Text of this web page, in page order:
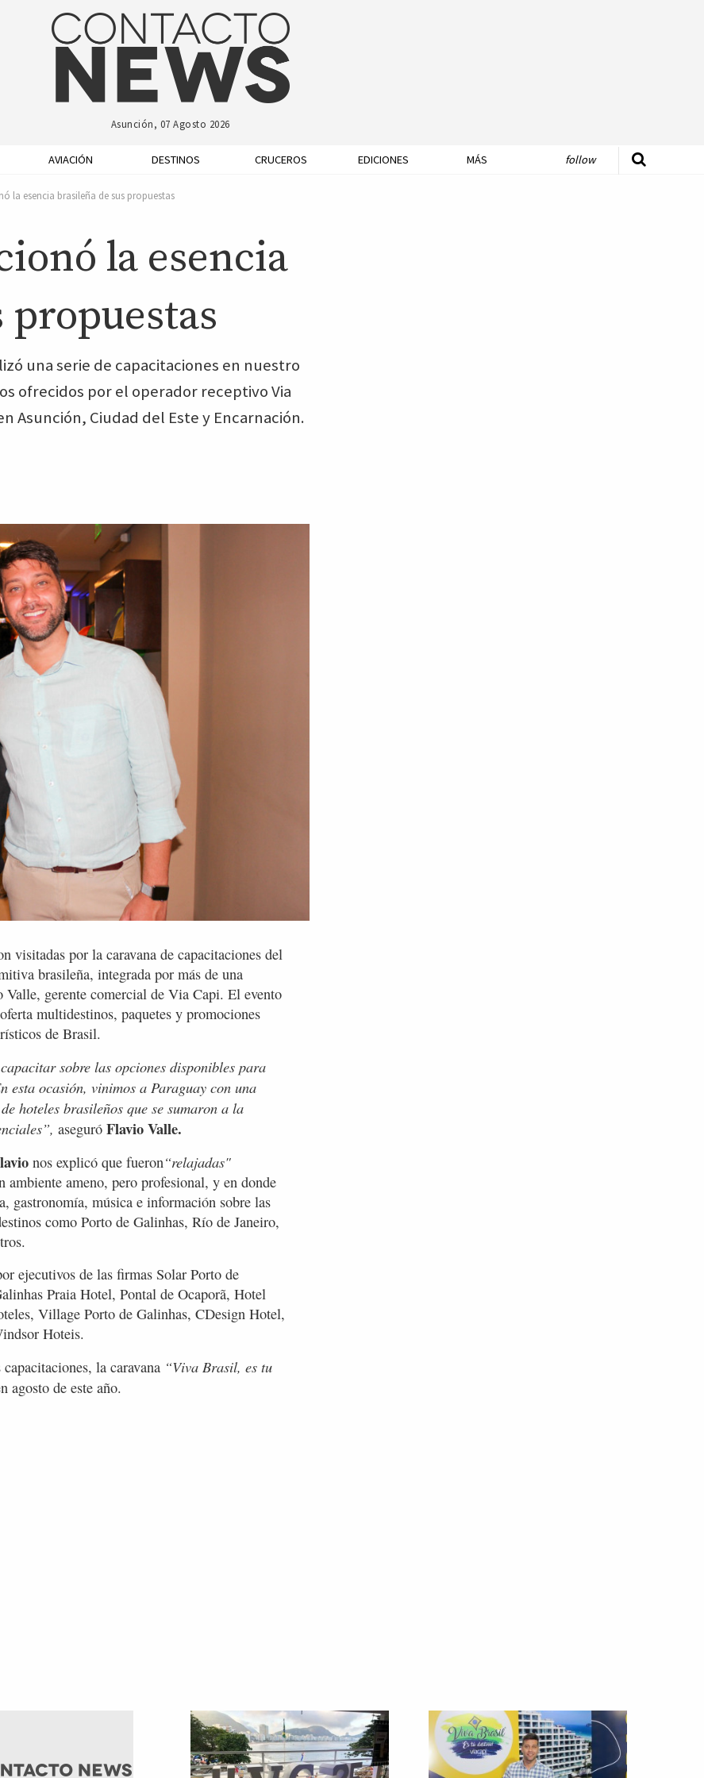
Asunción, 07 Agosto 2026
AVIACIÓN DESTINOS CRUCEROS EDICIONES MÁS follow
la esencia brasileña de sus propuestas
la esencia
una serie de capacitaciones en nuestro
ofrecidos por el operador receptivo Via
Asunción, Ciudad del Este y Encarnación.
visitadas por la caravana de capacitaciones del
brasileña, integrada por más de una
Valle, gerente comercial de Via Capi. El evento
multidestinos, paquetes y promociones
de Brasil.
sobre las opciones disponibles para
ocasión, vinimos a Paraguay con una
hoteles brasileños que se sumaron a la
aseguró Flavio Valle.
nos explicó que fueron“relajadas"
ameno, pero profesional, y en donde
gastronomía, música e información sobre las
como Porto de Galinhas, Río de Janeiro,
ejecutivos de las firmas Solar Porto de
Praia Hotel, Pontal de Ocaporã, Hotel
Village Porto de Galinhas, CDesign Hotel,
Hoteis.
la caravana “Viva Brasil, es tu
agosto de este año.